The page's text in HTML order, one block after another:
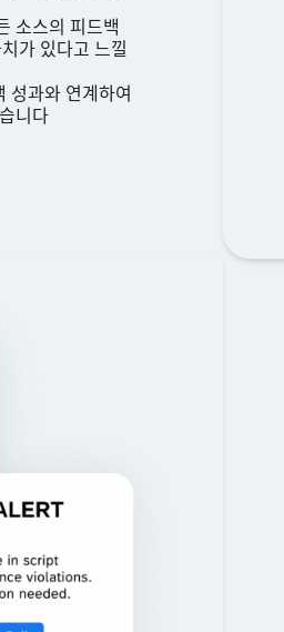
소스의 피드백
가 있다고 느낄
성과와 연계하여
니다